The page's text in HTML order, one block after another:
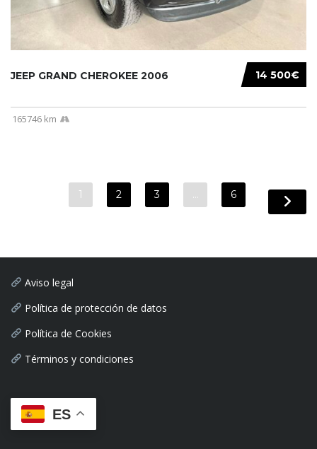
14 500€
JEEP GRAND CHEROKEE 2006
165746 km
1 2 3 … 6
Aviso legal
Política de protección de datos
Política de Cookies
Términos y condiciones
ES